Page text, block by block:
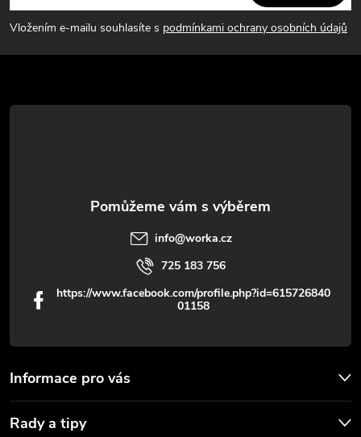
p
a
t
Vložením e-mailu souhlasíte s podmínkami ochrany osobních údajů
Informace pro vás
Rady a tipy
info@worka.cz
725 183 756
https://www.facebook.com/profile.php?id=615726840
01158